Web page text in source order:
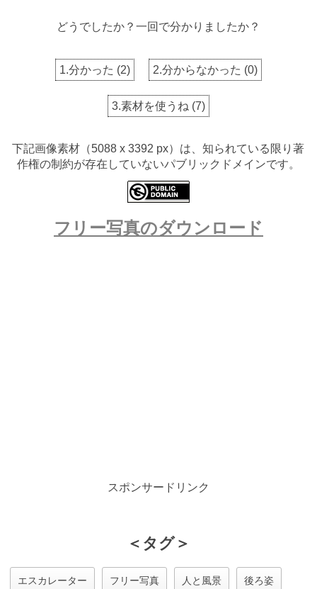
どうでしたか？一回で分かりましたか？
1.分かった (2) 2.分からなかった (0)
3.素材を使うね (7)
下記画像素材（5088 x 3392 px）は、知られている限り著
作権の制約が存在していないパブリックドメインです。
フリー写真のダウンロード
スポンサードリンク
＜タグ＞
エスカレーター フリー写真 人と風景 後ろ姿